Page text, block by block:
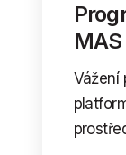
Vážení